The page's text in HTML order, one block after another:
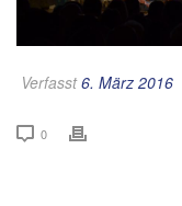
Verfasst6. März 2016
0